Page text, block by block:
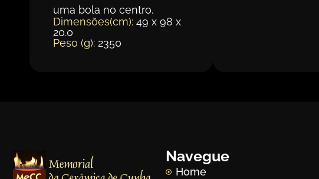
uma bola no centro.
Dimensões(cm): 49 x 98 x
20.0
Peso (g): 2350
Navegue
Home